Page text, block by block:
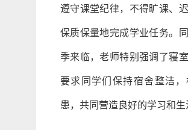
遵守课堂纪律，不得旷课、迟
保质保量地完成学业任务。
季来临，老师特别强调了寝室
要求同学们保持宿舍整洁
患，共同营造良好的学习和生